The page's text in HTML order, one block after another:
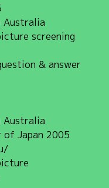
Australia
screening
& answer
Australia
of Japan 2005